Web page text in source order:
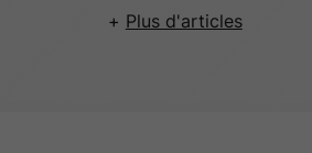
Plus d'articles